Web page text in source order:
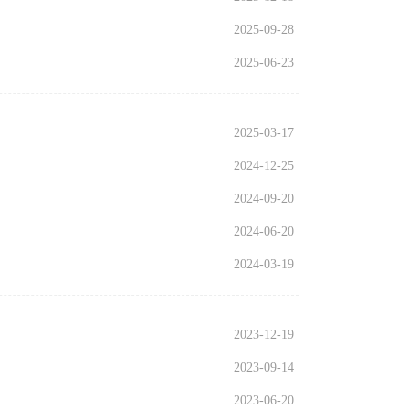
2025-09-28
2025-06-23
2025-03-17
2024-12-25
2024-09-20
2024-06-20
2024-03-19
2023-12-19
2023-09-14
2023-06-20